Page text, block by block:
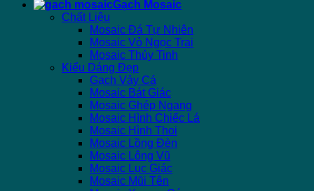
Gạch Mosaic
Chất Liệu
Mosaic Đá Tự Nhiên
Mosaic Vỏ Ngọc Trai
Mosaic Thủy Tinh
Kiểu Dáng Đẹp
Gạch Vảy Cá
Mosaic Bát Giác
Mosaic Ghép Ngang
Mosaic Hình Chiếc Lá
Mosaic Hình Thoi
Mosaic Lồng Đèn
Mosaic Lông Vũ
Mosaic Lục Giác
Mosaic Mũi Tên